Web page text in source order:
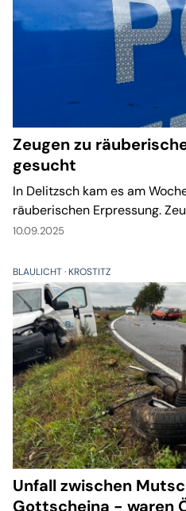
Zeugen zu
gesucht
In Delitzsch kam es am
räuberischen Erpressung.
10.09.2025
BLAULICHT KROSTITZ
Unfall zwischen
Gottscheina - waren